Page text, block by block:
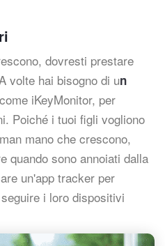
dovresti prestare
volte hai bisogno di un
iKeyMonitor, per
Poiché i tuoi figli vogliono
mano che crescono,
quando sono annoiati dalla
un'app tracker per
i loro dispositivi